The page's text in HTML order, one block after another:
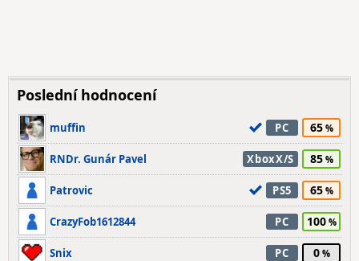
Poslední hodnocení
muffin PC 65
RNDr. Gunár Pavel XboxX/S 85
Patrovic PS5 65
CrazyFob1612844 PC 100
Snix PC 0